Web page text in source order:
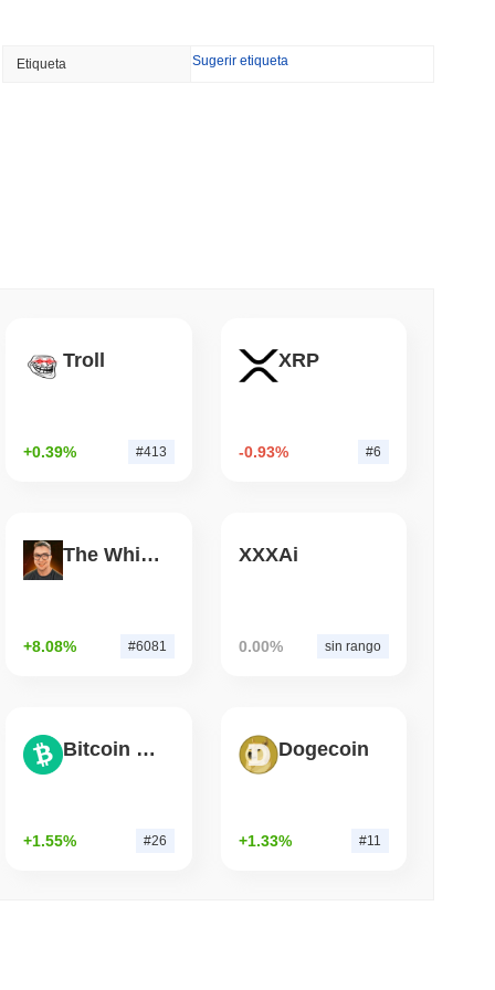
un día
de criptomonedas, pero limita a los
$3,700 al año
Etiqueta Sugerir etiqueta
Troll
+0.39% #413
XRP
-0.93% #6
The White Bull
+8.08% #6081
XXXAi
0.00% sin rango
Bitcoin Cash
+1.55% #26
Dogecoin
+1.33% #11